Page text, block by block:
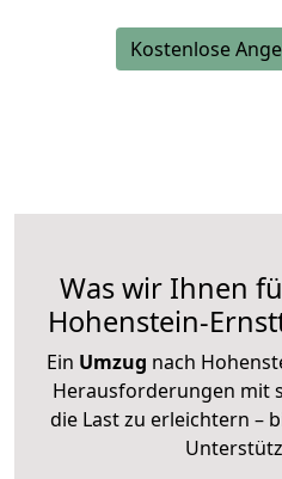
Kostenlose
Was wir Ihnen
Hohenstein-
Ein Umzug nach
Herausforderungen mit
die Last zu erleichtern –